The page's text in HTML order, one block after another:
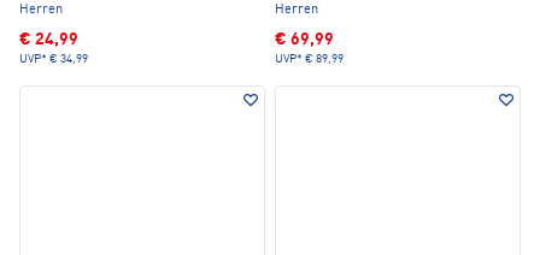
Herren
€ 24,99
UVP* € 34,99
Herren
€ 69,99
UVP* € 89,99